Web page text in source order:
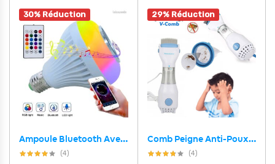
30% Réduction
Ampoule Bluetooth Avec Haut-Parleur Rgb Télécommande SansFil
(4)
29% Réduction
Comb Peigne Anti-Poux Électrique et Nettoyeur Cheveux
(4)